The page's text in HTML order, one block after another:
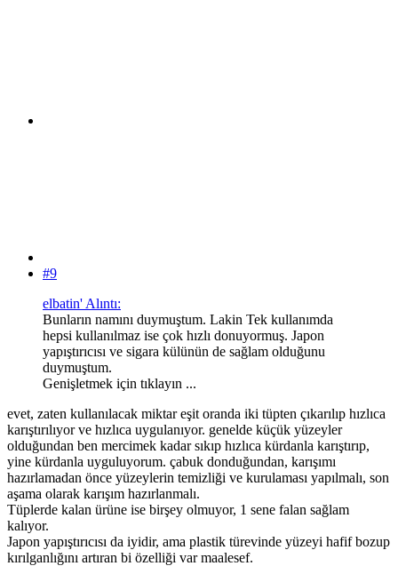
#9
elbatin' Alıntı:
Bunların namını duymuştum. Lakin Tek kullanımda
hepsi kullanılmaz ise çok hızlı donuyormuş. Japon
yapıştırıcısı ve sigara külünün de sağlam olduğunu
duymuştum.
Genişletmek için tıklayın ...
evet, zaten kullanılacak miktar eşit oranda iki tüpten çıkarılıp hızlıca
karıştırılıyor ve hızlıca uygulanıyor. genelde küçük yüzeyler
olduğundan ben mercimek kadar sıkıp hızlıca kürdanla karıştırıp,
yine kürdanla uyguluyorum. çabuk donduğundan, karışımı
hazırlamadan önce yüzeylerin temizliği ve kurulaması yapılmalı, son
aşama olarak karışım hazırlanmalı.
Tüplerde kalan ürüne ise birşey olmuyor, 1 sene falan sağlam
kalıyor.
Japon yapıştırıcısı da iyidir, ama plastik türevinde yüzeyi hafif bozup
kırılganlığını artıran bi özelliği var maalesef.